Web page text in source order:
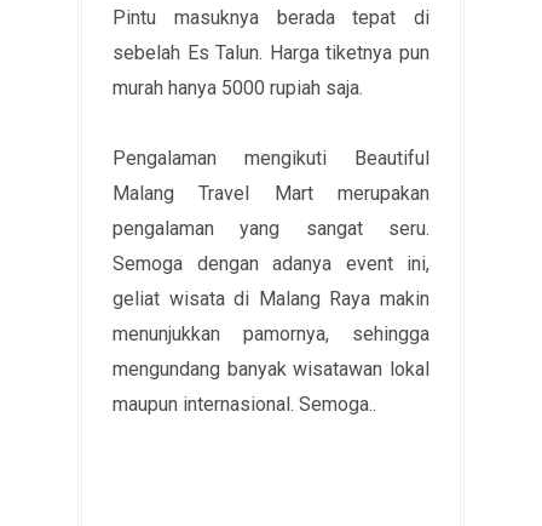
Pintu masuknya berada tepat di
sebelah Es Talun. Harga tiketnya pun
murah hanya 5000 rupiah saja.
Pengalaman mengikuti Beautiful
Malang Travel Mart merupakan
pengalaman yang sangat seru.
Semoga dengan adanya event ini,
geliat wisata di Malang Raya makin
menunjukkan pamornya, sehingga
mengundang banyak wisatawan lokal
maupun internasional. Semoga..